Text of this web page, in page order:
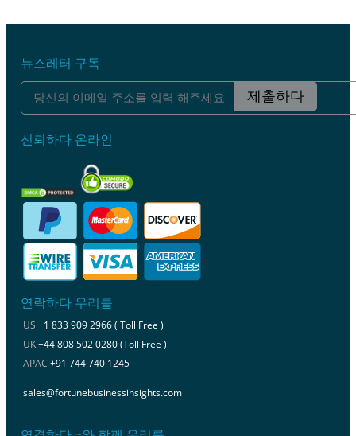
뉴스레터 구독
제출하다
신뢰하다 온라인
연락하다 우리를
US +1 833 909 2966 ( Toll Free )
UK+44 808 502 0280 (Toll Free )
APAC +91 744 740 1245
sales@fortunebusinessinsights.com